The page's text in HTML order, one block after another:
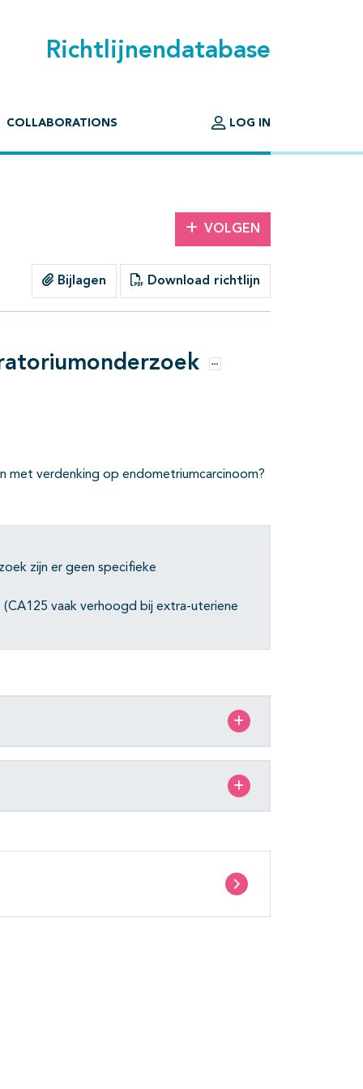
Richtlijnendatabase
COLLABORATIONS LOG IN
VOLGEN
Bijlagen Download richtlijn
Opties
verdenking op endometriumcarcinoom?
zijn er geen specifieke
vaak verhoogd bij extra-uteriene